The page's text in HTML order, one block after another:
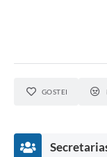
GOSTEI